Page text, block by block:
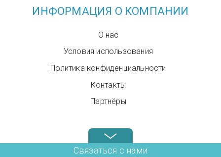
ИНФОРМАЦИЯ О КОМПАНИИ
О нас
Условия использования
Политика конфиденциальности
Контакты
Партнёры
Звоните нам в любое время: +972.4.6899580
Связаться с нами